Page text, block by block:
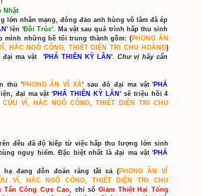
Viêm Ma (Quyết)
Cập Nhật Mới Côn Lôn
Sơn Ma Vật
Cập Nhật Mới Bản Đồ
'Thiên Hải 2'
NPC - BOSS Thanh Đảo
Khai Phá Thanh Đảo